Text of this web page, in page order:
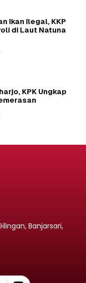
Ikan Ilegal, KKP
di Laut Natuna
KPK Ungkap
Banjarsari,